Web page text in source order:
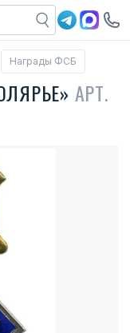
Награды ФСБ
АРТ.